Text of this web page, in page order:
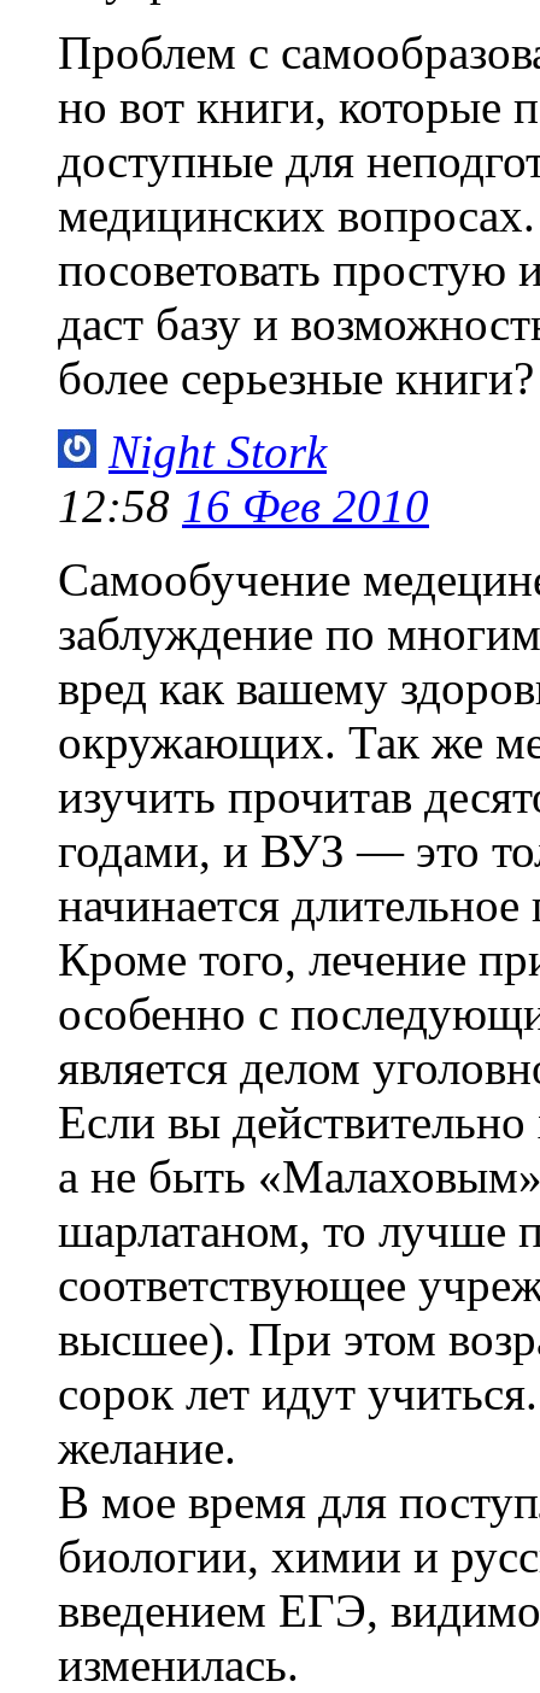
Проблем с
но вот книги, которые
доступные для
медицинских
посоветовать простую
даст базу и
более серьезные книги?
Night Stork
12:58 16 Фев 2010
Самообучение
заблуждение по
вред как вашему
окружающих. Так же
изучить прочитав
годами, и ВУЗ — это
начинается
Кроме того, лечение
особенно с
является делом
Если вы
а не быть
шарлатаном, то лучше
соответствующее
высшее). При этом
сорок лет идут
желание.
В мое время для
биологии, химии и
введением ЕГЭ,
изменилась.